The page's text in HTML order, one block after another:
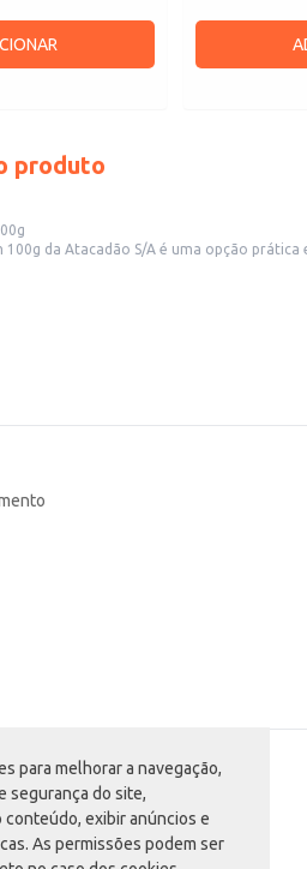
para melhorar a navegação,
segurança do site,
exibir anúncios e
As permissões podem ser
produto
100g da Atacadão S/A é uma opção
ou outros pratos para um toque de
pequenos comércios, como lojas de
culinárias.